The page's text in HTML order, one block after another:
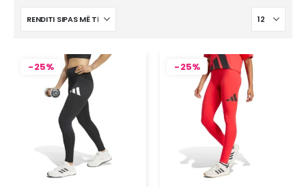
-25% -25%